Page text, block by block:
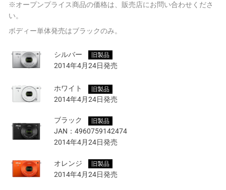
※オープンプライス商品の価格は、販売店にお問い合わせくださ
い。
ボディー単体発売はブラックのみ。
シルバー 旧製品
2014年4月24日発売
ホワイト 旧製品
2014年4月24日発売
ブラック 旧製品
JAN： 4960759142474
2014年4月24日発売
オレンジ 旧製品
2014年4月24日発売